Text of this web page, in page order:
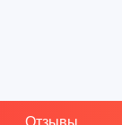
Отзывы